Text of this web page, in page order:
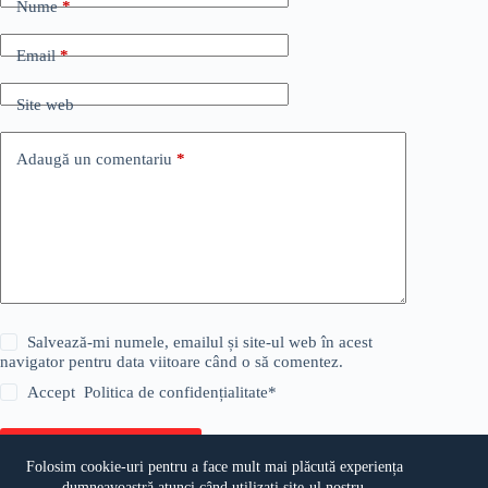
Folosim cookie-uri pentru a face mult mai plăcută experiența
Nume*
Email*
Site web
Adaugă un comentariu *
Salvează-mi numele, emailul și site-ul web în acest
navigator pentru data viitoare când o să comentez.
AcceptPolitica de confidențialitate*